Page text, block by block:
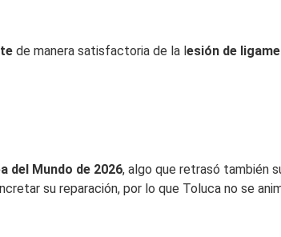
de manera satisfactoria de la lesión de
del Mundo de 2026, algo que retrasó también
su reparación, por lo que Toluca no se